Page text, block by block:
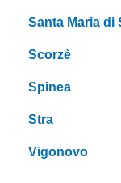
Santa Maria di
Scorzè
Spinea
Stra
Vigonovo